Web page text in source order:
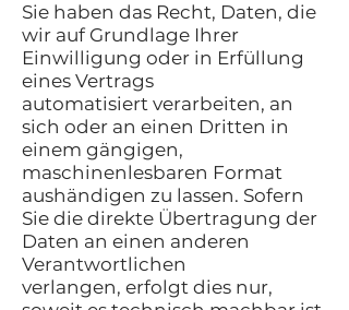
Sie haben das Recht, Daten, die
wir auf Grundlage Ihrer
Einwilligung oder in Erfüllung
eines Vertrags
automatisiert verarbeiten, an
sich oder an einen Dritten in
einem gängigen,
maschinenlesbaren Format
aushändigen zu lassen. Sofern
Sie die direkte Übertragung der
Daten an einen anderen
Verantwortlichen
verlangen, erfolgt dies nur,